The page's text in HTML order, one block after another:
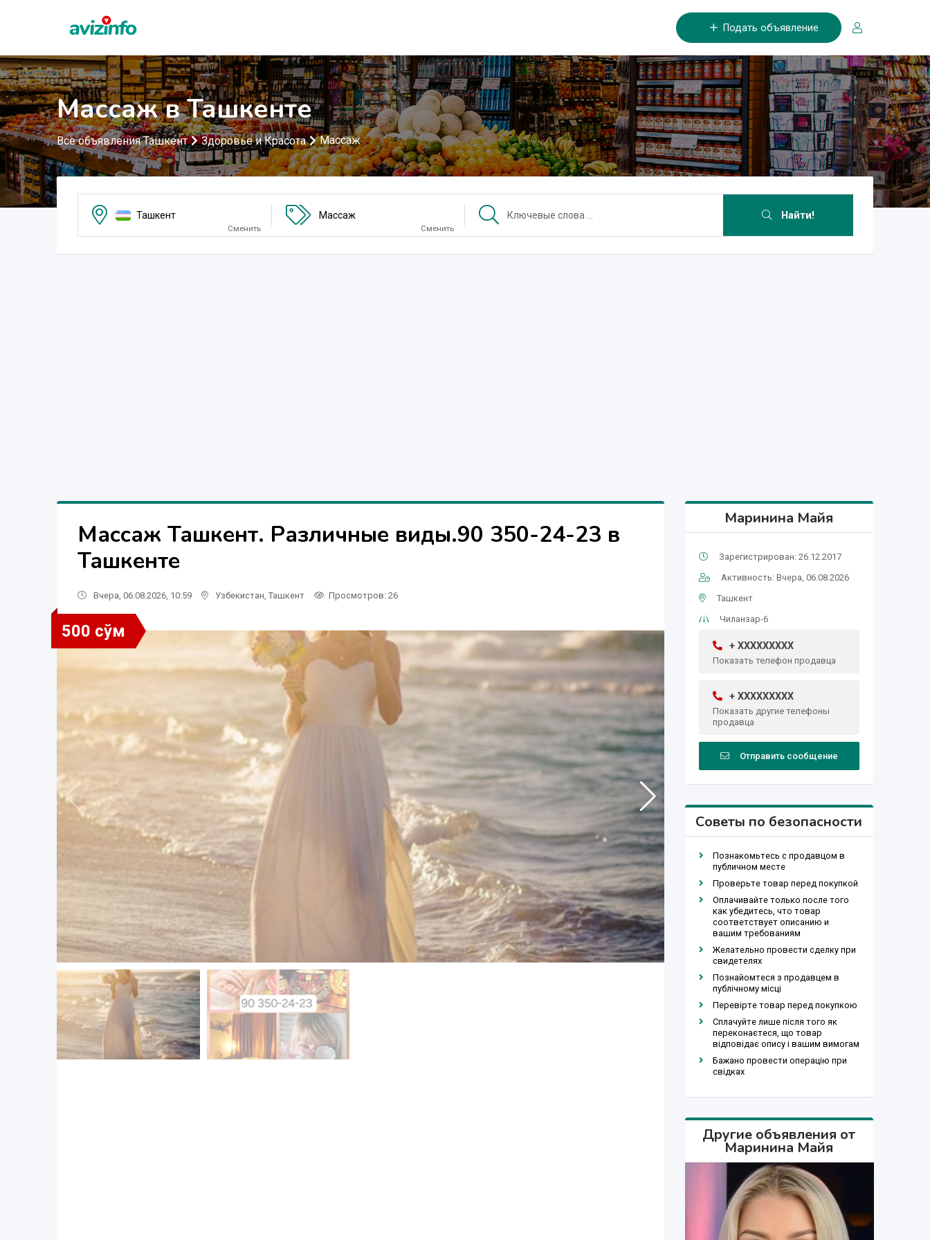
Подать объявление
Массаж в Ташкенте
Все объявления Ташкент Здоровье и Красота Массаж
Ташкент
Сменить
Массаж
Сменить
Найти!
Массаж Ташкент. Различные виды.90 350-24-23 в
Ташкенте
Вчера, 06.08.2026, 10:59 Узбекистан Ташкент Просмотров: 26
500 сўм
Маринина Майя
Зарегистрирован: 26.12.2017
Активность: Вчера, 06.08.2026
Ташкент
Чиланзар-6
+ XXXXXXXXX
Показать телефон продавца
+ XXXXXXXXX
Показать другие телефоны
продавца
Отправить сообщение
Советы по безопасности
Познакомьтесь с продавцом в
публичном месте
Проверьте товар перед покупкой
Оплачивайте только после того
как убедитесь, что товар
соответствует описанию и
вашим требованиям
Желательно провести сделку при
свидетелях
Познайомтеся з продавцем в
публічному місці
Перевірте товар перед покупкою
Сплачуйте лише після того як
переконаєтеся, що товар
відповідає опису і вашим вимогам
Бажано провести операцію при
свідках
Другие объявления от
Маринина Майя